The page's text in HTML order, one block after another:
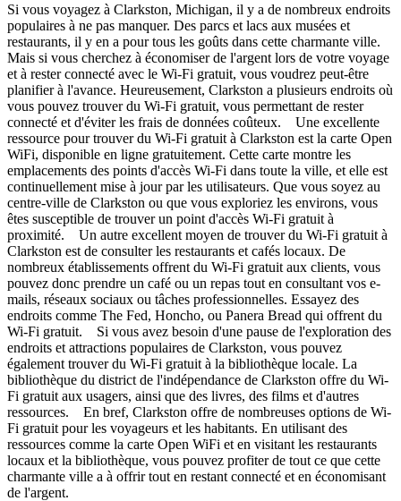
Si vous voyagez à Clarkston, Michigan, il y a de nombreux endroits
populaires à ne pas manquer. Des parcs et lacs aux musées et
restaurants, il y en a pour tous les goûts dans cette charmante ville.
Mais si vous cherchez à économiser de l'argent lors de votre voyage
et à rester connecté avec le Wi-Fi gratuit, vous voudrez peut-être
planifier à l'avance. Heureusement, Clarkston a plusieurs endroits où
vous pouvez trouver du Wi-Fi gratuit, vous permettant de rester
connecté et d'éviter les frais de données coûteux. Une excellente
ressource pour trouver du Wi-Fi gratuit à Clarkston est la carte Open
WiFi, disponible en ligne gratuitement. Cette carte montre les
emplacements des points d'accès Wi-Fi dans toute la ville, et elle est
continuellement mise à jour par les utilisateurs. Que vous soyez au
centre-ville de Clarkston ou que vous exploriez les environs, vous
êtes susceptible de trouver un point d'accès Wi-Fi gratuit à
proximité. Un autre excellent moyen de trouver du Wi-Fi gratuit à
Clarkston est de consulter les restaurants et cafés locaux. De
nombreux établissements offrent du Wi-Fi gratuit aux clients, vous
pouvez donc prendre un café ou un repas tout en consultant vos e-
mails, réseaux sociaux ou tâches professionnelles. Essayez des
endroits comme The Fed, Honcho, ou Panera Bread qui offrent du
Wi-Fi gratuit. Si vous avez besoin d'une pause de l'exploration des
endroits et attractions populaires de Clarkston, vous pouvez
également trouver du Wi-Fi gratuit à la bibliothèque locale. La
bibliothèque du district de l'indépendance de Clarkston offre du Wi-
Fi gratuit aux usagers, ainsi que des livres, des films et d'autres
ressources. En bref, Clarkston offre de nombreuses options de Wi-
Fi gratuit pour les voyageurs et les habitants. En utilisant des
ressources comme la carte Open WiFi et en visitant les restaurants
locaux et la bibliothèque, vous pouvez profiter de tout ce que cette
charmante ville a à offrir tout en restant connecté et en économisant
de l'argent.